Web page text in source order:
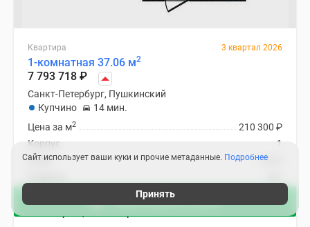
Зафиксировать цену
Квартира 3 квартал 2026
1-комнатная 37.06 м2
7 793 718 ₽
Санкт-Петербург, Пушкинский
Купчино
14 мин.
210 300 ₽
Цена за м2
1
Корпус
1 из 4
Этаж
Сайт использует ваши куки и прочие метаданные. Подробнее
Принять